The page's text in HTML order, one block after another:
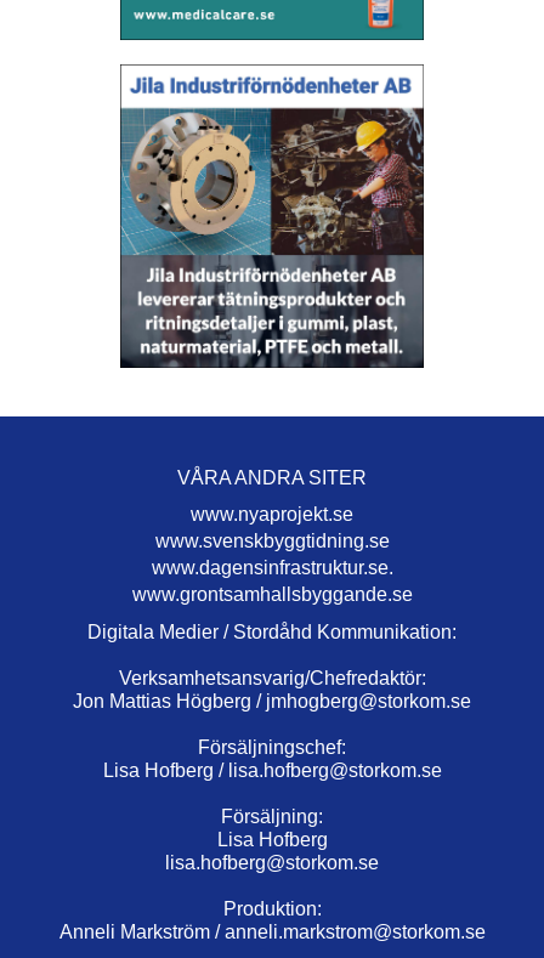
VÅRA ANDRA SITER
www.nyaprojekt.se
www.svenskbyggtidning.se
www.dagensinfrastruktur.se.
www.grontsamhallsbyggande.se
Digitala Medier / Stordåhd Kommunikation:
Verksamhetsansvarig/Chefredaktör:
Jon Mattias Högberg / jmhogberg@storkom.se
Försäljningschef:
Lisa Hofberg / lisa.hofberg@storkom.se
Försäljning:
Lisa Hofberg
lisa.hofberg@storkom.se
Produktion:
Anneli Markström /anneli.markstrom@storkom.se